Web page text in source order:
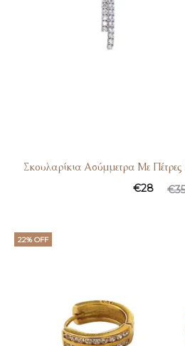
Σκουλαρίκια Ασύμμετρα Με
€35
€28
22% OFF